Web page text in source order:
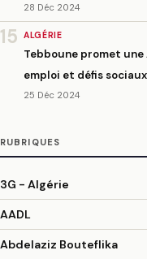
28 Déc 2024
15 ALGÉRIE
Tebboune promet
emploi et défis
25 Déc 2024
RUBRIQUES
3G - Algérie
AADL
Abdelaziz Bouteflika